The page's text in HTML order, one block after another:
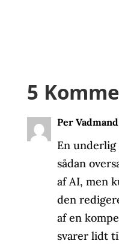
5
Per Vadmand
En
sådan
af AI, men
den
af en
svarer lidt